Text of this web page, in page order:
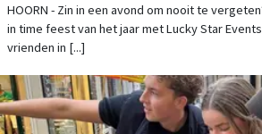
HOORN - Zin in een avond om nooit te
in time feest van het jaar met Lucky Star
vrienden in [...]